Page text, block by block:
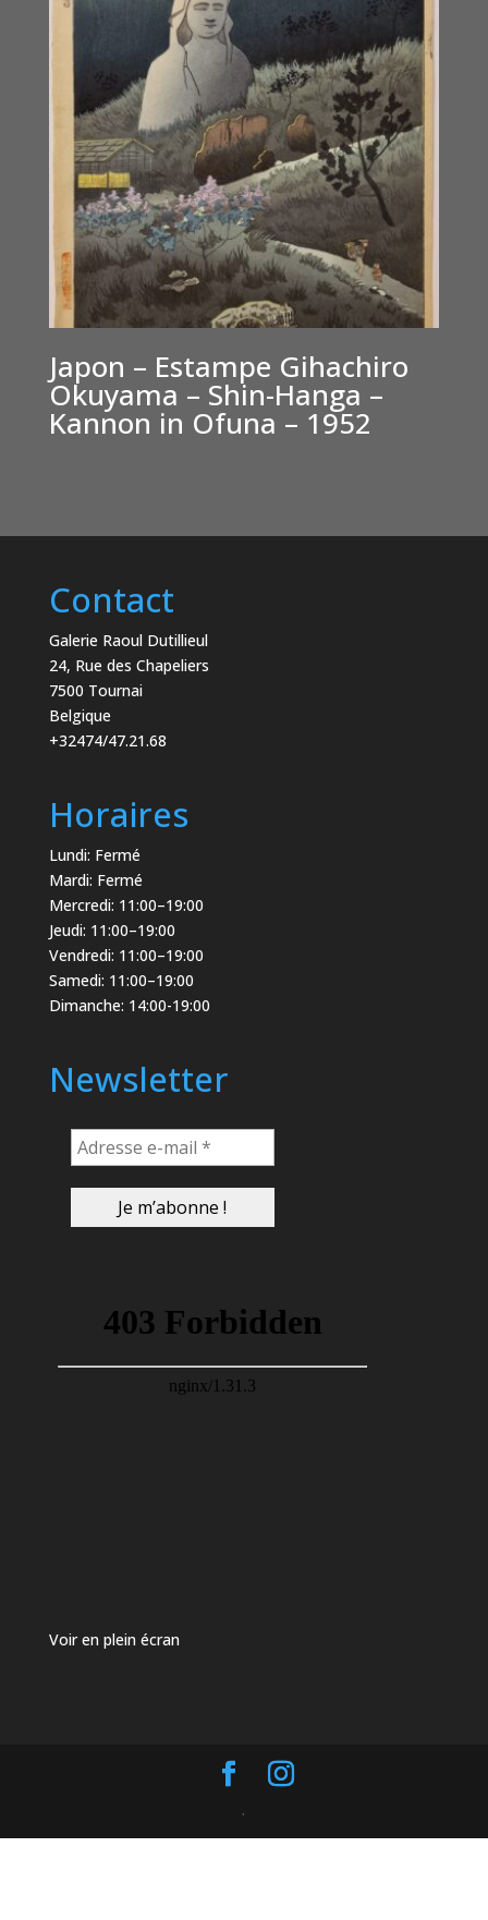
Japon – Estampe Gihachiro
Okuyama – Shin-Hanga –
Kannon in Ofuna – 1952
Contact
Galerie Raoul Dutillieul
24, Rue des Chapeliers
7500 Tournai
Belgique
+32474/47.21.68
Horaires
Lundi: Fermé
Mardi: Fermé
Mercredi: 11:00–19:00
Jeudi: 11:00–19:00
Vendredi: 11:00–19:00
Samedi: 11:00–19:00
Dimanche: 14:00-19:00
Newsletter
Voir en plein écran
.